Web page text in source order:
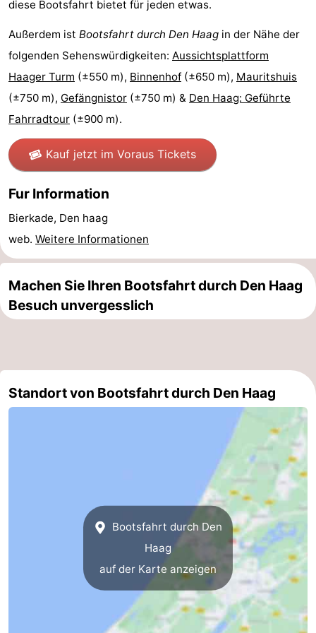
Medizin
Adressen
Region
Nordholland
-
Schoorlse
Duinen
Bergen
aan
-
Bergen
-
Egmond
Zee
-
duinreservaat
Wijk
aan
-
Natur
-
diese Bootsfahrt bietet für jeden etwas.
Außerdem ist Bootsfahrt durch Den Haag in der Nähe der
folgenden Sehenswürdigkeiten: Aussichtsplattform
Haager Turm (±550 m), Binnenhof (±650 m), Mauritshuis
(±750 m), Gefängnistor (±750 m) & Den Haag: Geführte
Fahrradtour (±900 m).
Kauf jetzt im Voraus Tickets
Fur Information
Bierkade, Den haag
web. Weitere Informationen
Machen Sie Ihren Bootsfahrt durch Den Haag
Besuch unvergesslich
Standort von Bootsfahrt durch Den Haag
Bootsfahrt durch Den
Haag
auf der Karte anzeigen